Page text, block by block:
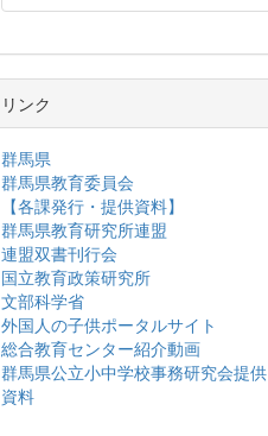
リンク
群馬県
群馬県教育委員会
【各課発行・提供資料】
群馬県教育研究所連盟
連盟双書刊行会
国立教育政策研究所
文部科学省
外国人の子供ポータルサイト
総合教育センター紹介動画
群馬県公立小中学校事務研究会提供
資料